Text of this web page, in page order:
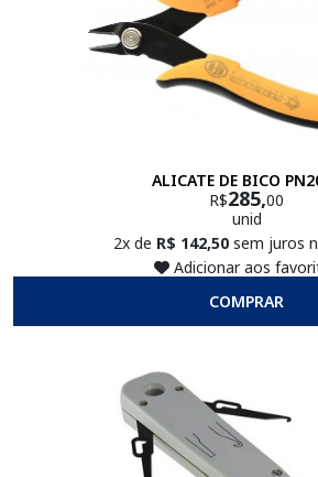
ALICATE DE BICO
R$285,00
unid
2x de R$ 142,50 sem juros
Adicionar aos
COMPRAR